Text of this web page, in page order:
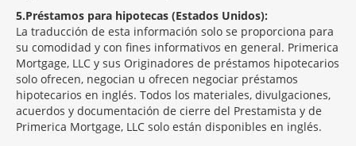
5 Préstamos para hipotecas (Estados Unidos):
La traducción de esta información solo se proporciona para
su comodidad y con fines informativos en general. Primerica
Mortgage, LLC y sus Originadores de préstamos hipotecarios
solo ofrecen, negocian u ofrecen negociar préstamos
hipotecarios en inglés. Todos los materiales, divulgaciones,
acuerdos y documentación de cierre del Prestamista y de
Primerica Mortgage, LLC solo están disponibles en inglés.